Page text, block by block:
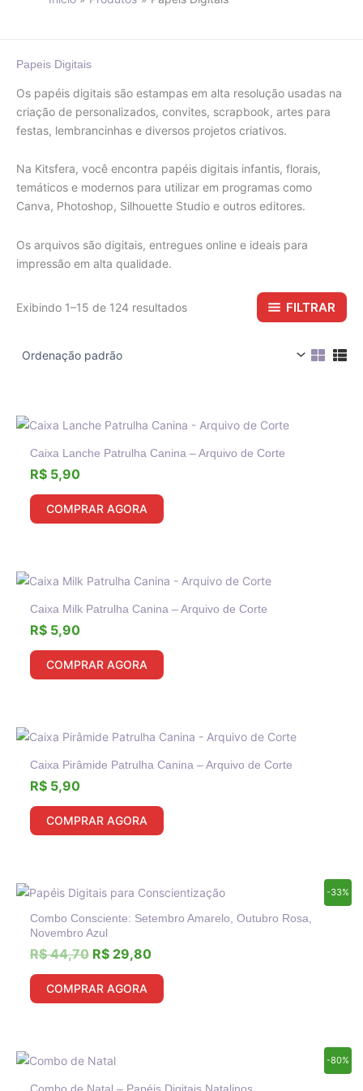
Papeis Digitais
Os papéis digitais são estampas em alta resolução usadas na
criação de personalizados, convites, scrapbook, artes para
festas, lembrancinhas e diversos projetos criativos.
Na Kitsfera, você encontra papéis digitais infantis, florais,
temáticos e modernos para utilizar em programas como
Canva, Photoshop, Silhouette Studio e outros editores.
Os arquivos são digitais, entregues online e ideais para
impressão em alta qualidade.
Exibindo 1–15 de 124 resultados FILTRAR
Caixa Lanche Patrulha Canina – Arquivo de Corte
R$5,90
COMPRAR AGORA
Caixa Milk Patrulha Canina – Arquivo de Corte
R$5,90
COMPRAR AGORA
Caixa Pirâmide Patrulha Canina – Arquivo de Corte
R$5,90
COMPRAR AGORA
-33%
Combo Consciente: Setembro Amarelo, Outubro Rosa,
Novembro Azul
R$44,70
O
original
era:
R$ 44,70.
R$29,80
O
atual
R$ 29,80.
COMPRAR AGORA
-80%
O